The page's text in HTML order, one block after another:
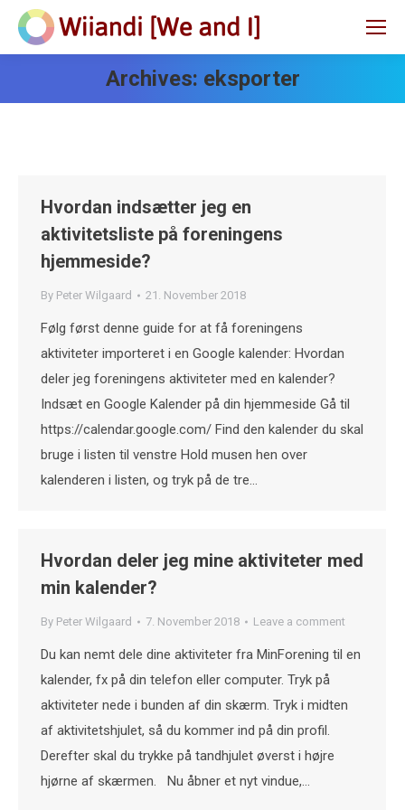
Archives: eksporter
Hvordan indsætter jeg en
aktivitetsliste på foreningens
hjemmeside?
By Peter Wilgaard 21. November 2018
Følg først denne guide for at få foreningens
aktiviteter importeret i en Google kalender: Hvordan
deler jeg foreningens aktiviteter med en kalender?
Indsæt en Google Kalender på din hjemmeside Gå til
https://calendar.google.com/ Find den kalender du skal
bruge i listen til venstre Hold musen hen over
kalenderen i listen, og tryk på de tre…
Hvordan deler jeg mine aktiviteter med
min kalender?
By Peter Wilgaard 7. November 2018 Leave a comment
Du kan nemt dele dine aktiviteter fra MinForening til en
kalender, fx på din telefon eller computer. Tryk på
aktiviteter nede i bunden af din skærm. Tryk i midten
af aktivitetshjulet, så du kommer ind på din profil.
Derefter skal du trykke på tandhjulet øverst i højre
hjørne af skærmen. Nu åbner et nyt vindue,…